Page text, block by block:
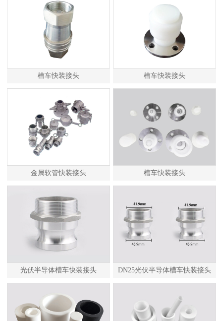
槽车快装接头 槽车快装接头
金属软管快装接头 槽车快装接头
光伏半导体槽车快装接头 DN25光伏半导体槽车快装接头